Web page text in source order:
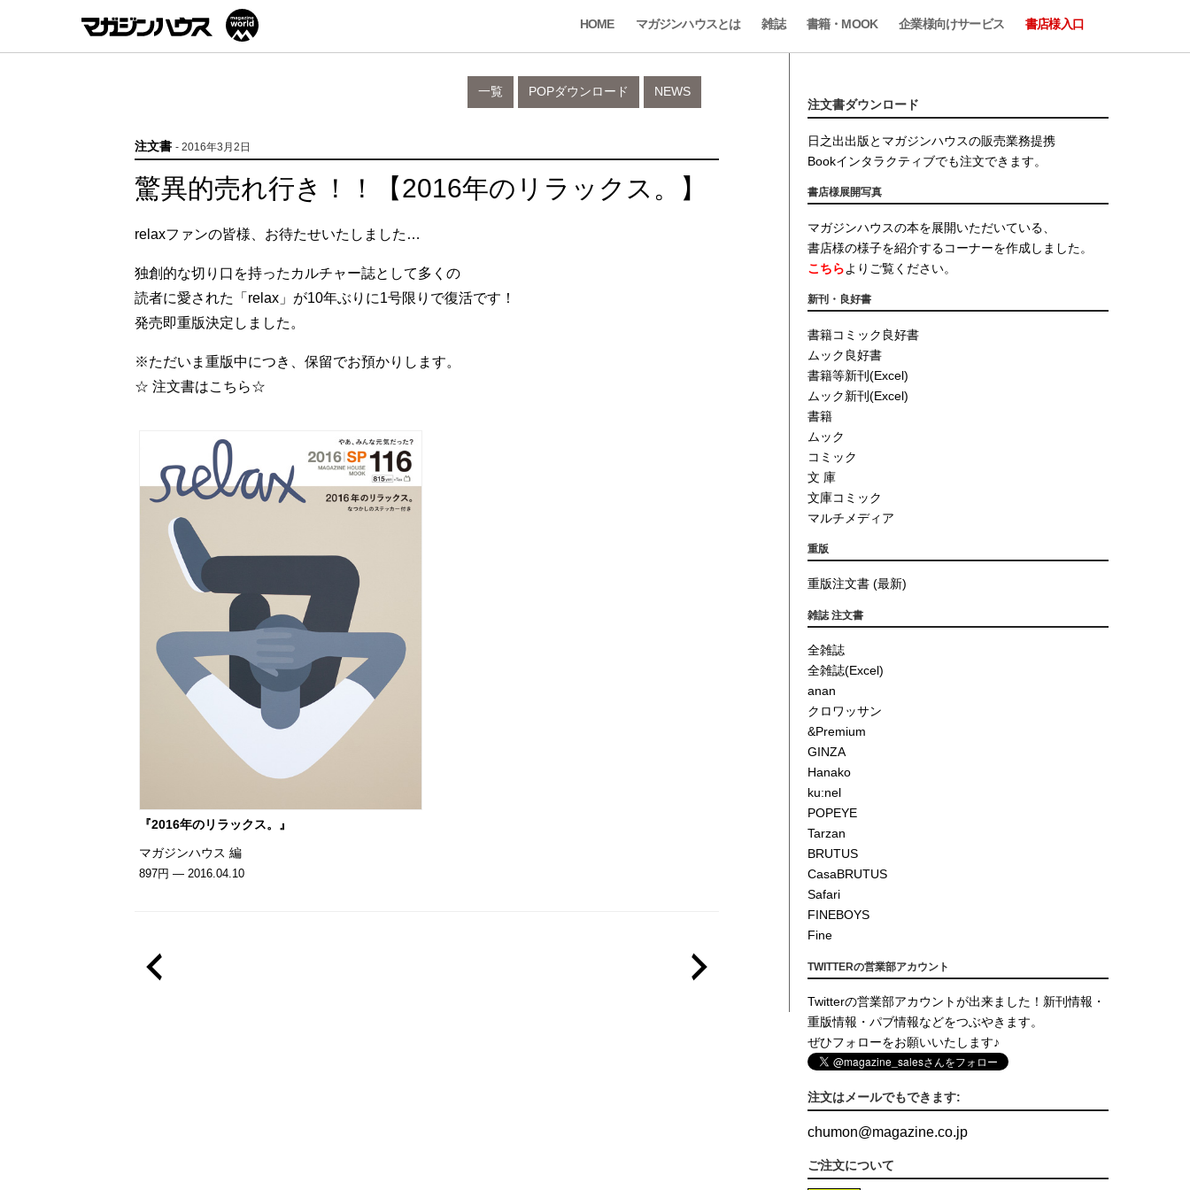
HOME マガジンハウスとは 雑誌 書籍・MOOK 企業様向けサービス 書店様入口
NEWS
POPダウンロード
一覧
注文書 - 2016年3月2日
驚異的売れ行き！！【2016年のリラックス。】
relaxファンの皆様、お待たせいたしました…
独創的な切り口を持ったカルチャー誌として多くの
読者に愛された「relax」が10年ぶりに1号限りで復活です！
発売即重版決定しました。
※ただいま重版中につき、保留でお預かりします。
☆ 注文書はこちら☆
『2016年のリラックス。』
マガジンハウス 編
897円 — 2016.04.10
注文書ダウンロード
日之出出版とマガジンハウスの販売業務提携
Bookインタラクティブでも注文できます。
書店様展開写真
マガジンハウスの本を展開いただいている、
書店様の様子を紹介するコーナーを作成しました。
こちらよりご覧ください。
新刊・良好書
書籍コミック良好書
ムック良好書
書籍等新刊(Excel)
ムック新刊(Excel)
書籍
ムック
コミック
文 庫
文庫コミック
マルチメディア
重版
重版注文書 (最新)
雑誌 注文書
全雑誌
全雑誌(Excel)
anan
クロワッサン
&Premium
GINZA
Hanako
ku:nel
POPEYE
Tarzan
BRUTUS
CasaBRUTUS
Safari
FINEBOYS
Fine
TWITTERの営業部アカウント
Twitterの営業部アカウントが出来ました！新刊情報・
重版情報・パブ情報などをつぶやきます。
ぜひフォローをお願いいたします♪
注文はメールでもできます:
chumon@magazine.co.jp
ご注文について